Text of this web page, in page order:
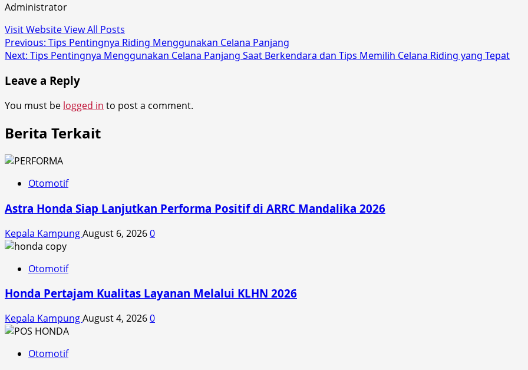
Administrator
Visit WebsiteView All Posts
Post
navigation
Previous: Tips Pentingnya Riding Menggunakan Celana Panjang
Next: Tips Pentingnya Menggunakan Celana Panjang Saat Berkendara dan Tips Memilih Celana Riding yang Tepat
Leave a Reply
You must be logged in to post a comment.
Berita Terkait
Otomotif
Astra Honda Siap Lanjutkan Performa Positif di ARRC Mandalika 2026
Kepala KampungAugust 6, 20260
Otomotif
Honda Pertajam Kualitas Layanan Melalui KLHN 2026
Kepala KampungAugust 4, 20260
Otomotif